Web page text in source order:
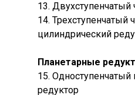
13.
14. Трехступенчатый
цилиндрический
Планетарные
15. Одноступенчатый
редуктор